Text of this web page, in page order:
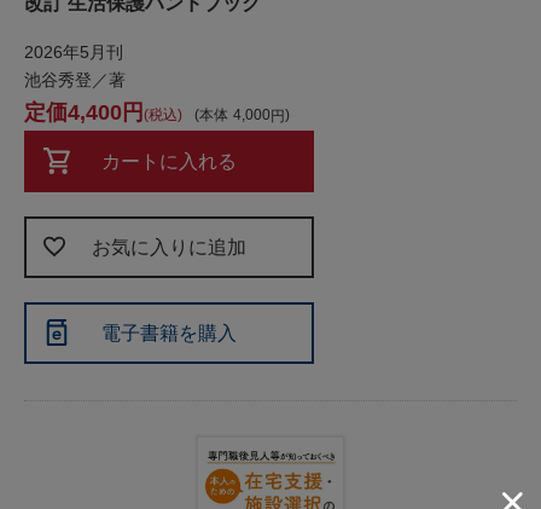
2026年5月刊
池谷秀登／著
本体 4,000
4,400 税込
カートに入れる
お気に入りに追加
電子書籍を購入